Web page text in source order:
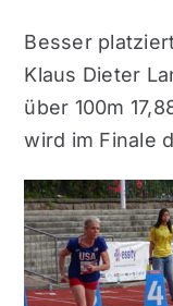
Besser
Klaus Dieter
über 100m
wird im Finale